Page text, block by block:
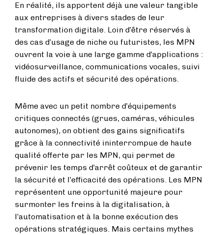
En réalité, ils apportent déjà une valeur tangible
aux entreprises à divers stades de leur
transformation digitale. Loin d’être réservés à
des cas d’usage de niche ou futuristes, les MPN
ouvrent la voie à une large gamme d’applications :
vidéosurveillance, communications vocales, suivi
fluide des actifs et sécurité des opérations.
Même avec un petit nombre d’équipements
critiques connectés (grues, caméras, véhicules
autonomes), on obtient des gains significatifs
grâce à la connectivité ininterrompue de haute
qualité offerte par les MPN, qui permet de
prévenir les temps d’arrêt coûteux et de garantir
la sécurité et l’efficacité des opérations. Les MPN
représentent une opportunité majeure pour
surmonter les freins à la digitalisation, à
l’automatisation et à la bonne exécution des
opérations stratégiques. Mais certains mythes